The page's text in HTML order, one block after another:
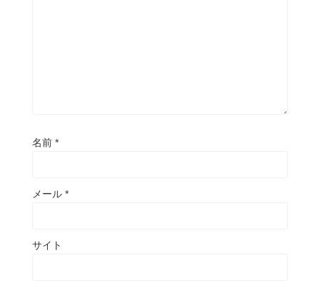
名前 *
メール *
サイト